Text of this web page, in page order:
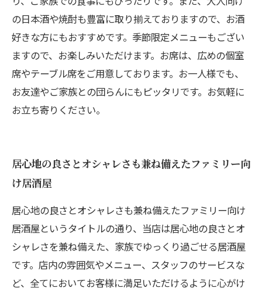
の日本酒や焼酎も豊富に取り揃えておりますので、お酒
好きな方にもおすすめです。季節限定メニューもござい
ますので、お楽しみいただけます。お席は、広めの個室
席やテーブル席をご用意しております。お一人様でも、
お友達やご家族との団らんにもピッタリです。お気軽に
お立ち寄りください。
居心地の良さとオシャレさも兼ね備えたファミリー向
け居酒屋
居心地の良さとオシャレさも兼ね備えたファミリー向け
居酒屋というタイトルの通り、当店は居心地の良さとオ
シャレさを兼ね備えた、家族でゆっくり過ごせる居酒屋
です。店内の雰囲気やメニュー、スタッフのサービスな
ど、全てにおいてお客様に満足いただけるように心がけ